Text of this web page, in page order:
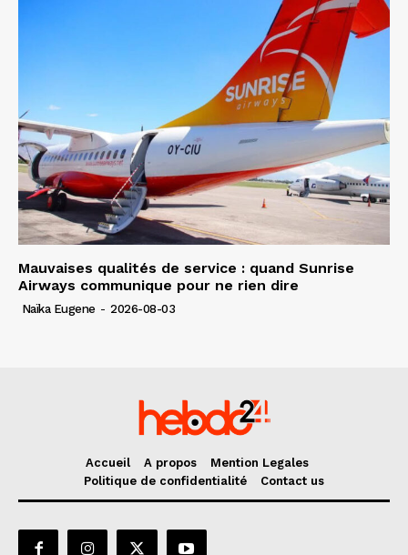
Mauvaises qualités de service : quand Sunrise
Airways communique pour ne rien dire
Naïka Eugene - 2026-08-03
Accueil A propos
Mention Legales
Politique de confidentialité
Contact us